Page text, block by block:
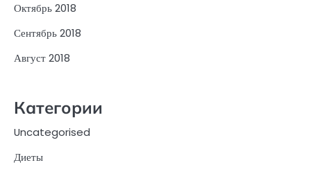
Октябрь 2018
Сентябрь 2018
Август 2018
Категории
Uncategorised
Диеты